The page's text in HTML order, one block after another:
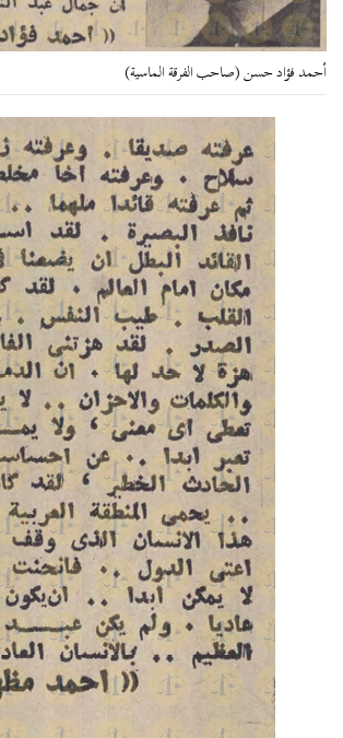
أحمد فؤاد حسن (صاحب الفرقة الماسية)